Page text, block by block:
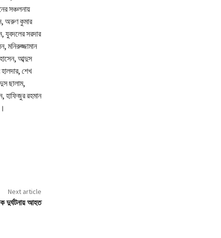
সঞ্চলনায়
অরুণ কুমার
যুবদলের সরদার
মনিরুজ্জামান
আব্দুস
শেখ
ছালাম,
হাফিজুর রহমান
Next article
দুর্ঘটনায় আহত